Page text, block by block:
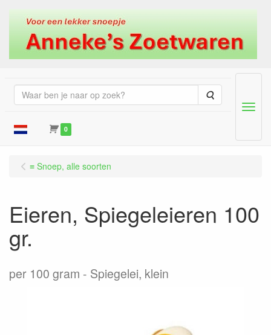
Zoeken
0
Menu
≡ Snoep, alle soorten
Eieren, Spiegeleieren 100
gr.
per 100 gram Spiegelei, klein